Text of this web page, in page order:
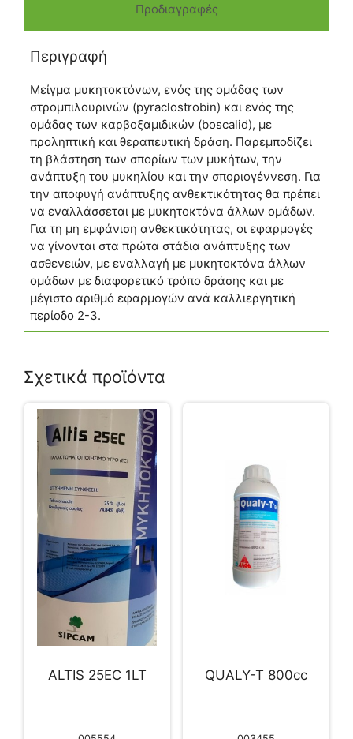
Προδιαγραφές
Περιγραφή
Μείγμα μυκητοκτόνων, ενός της ομάδας των
στρομπιλουρινών (pyraclostrobin) και ενός της
ομάδας των καρβοξαμιδικών (boscalid), με
προληπτική και θεραπευτική δράση. Παρεμποδίζει
τη βλάστηση των σπορίων των μυκήτων, την
ανάπτυξη του μυκηλίου και την σποριογέννεση. Για
την αποφυγή ανάπτυξης ανθεκτικότητας θα πρέπει
να εναλλάσσεται με μυκητοκτόνα άλλων ομάδων.
Για τη μη εμφάνιση ανθεκτικότητας, οι εφαρμογές
να γίνονται στα πρώτα στάδια ανάπτυξης των
ασθενειών, με εναλλαγή με μυκητοκτόνα άλλων
ομάδων με διαφορετικό τρόπο δράσης και με
μέγιστο αριθμό εφαρμογών ανά καλλιεργητική
περίοδο 2-3.
Σχετικά προϊόντα
ALTIS 25EC 1LT QUALY-T 800cc